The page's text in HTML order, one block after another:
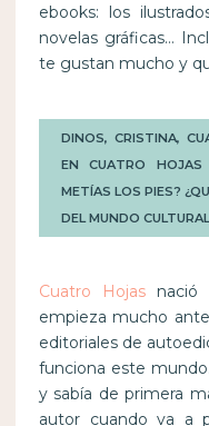
ebooks: los
novelas gráficas…
te gustan mucho y
DINOS, CRISTINA,
EN CUATRO HOJAS
METÍAS LOS PIES?
DEL MUNDO
Cuatro Hojasnació
empieza mucho
editoriales de
funciona este
y sabía de primera
autor cuando va a